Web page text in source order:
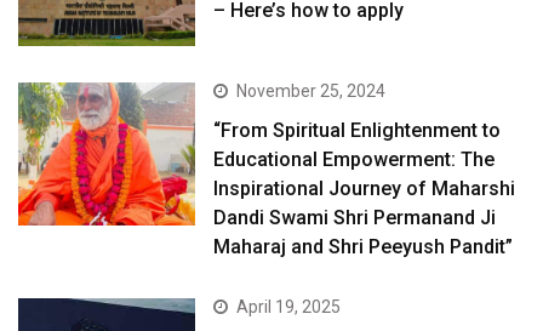
– Here’s how to apply
November 25, 2024
“From Spiritual Enlightenment to
Educational Empowerment: The
Inspirational Journey of Maharshi
Dandi Swami Shri Permanand Ji
Maharaj and Shri Peeyush Pandit”
April 19, 2025